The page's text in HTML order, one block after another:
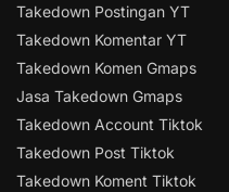
Takedown Postingan YT
Takedown Komentar YT
Takedown Komen Gmaps
Jasa Takedown Gmaps
Takedown Account Tiktok
Takedown Post Tiktok
Takedown Koment Tiktok